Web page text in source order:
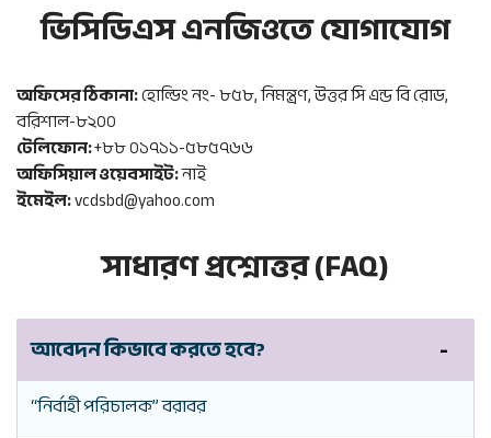
ভিসিডিএস এনজিওতে যোগাযোগ
অফিসের ঠিকানা:হোল্ডিং নং- ৮৫৮, নিমন্ত্রণ, উত্তর সি এন্ড বি রোড,
বরিশাল-৮২০০
টেলিফোন:+৮৮ ০১৭১১-৫৮৫৭৬৬
অফিসিয়াল ওয়েবসাইট:নাই
ইমেইল:vcdsbd@yahoo.com
সাধারণ প্রশ্নোত্তর (FAQ)
আবেদন কিভাবে করতে হবে?
“নির্বাহী পরিচালক” বরাবর